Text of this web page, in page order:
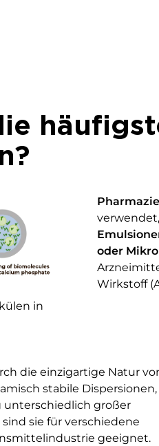
in
Pharmazie
oder
Wirkstoff
die einzigartige Natur
stabile Dispersionen,
großer
sie für verschiedene
geeignet.